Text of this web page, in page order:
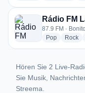
Rádio FM
87.9 FM ·
PopradioRock
Hören Sie 2 Live-
Sie Musik,
Streema.